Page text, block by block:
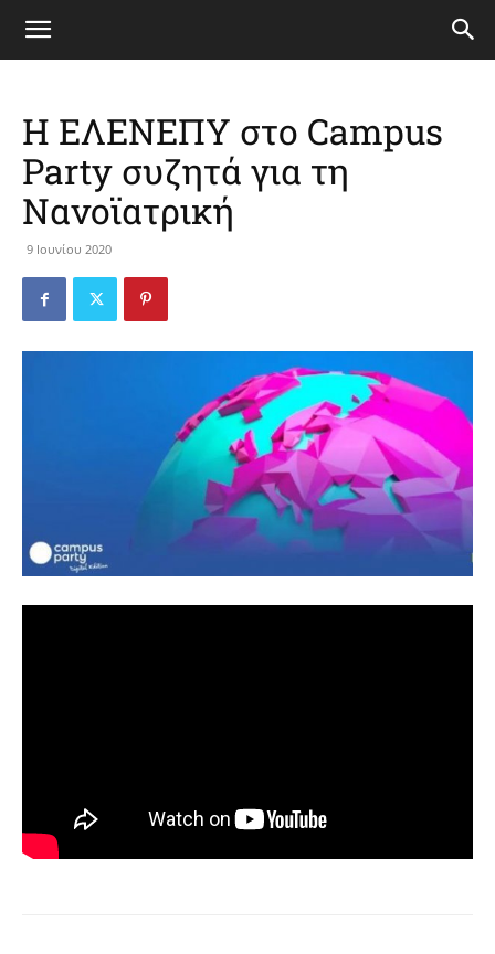
H ΕΛΕΝΕΠΥ στο Campus
Party συζητά για τη
Νανοϊατρική
9 Ιουνίου 2020